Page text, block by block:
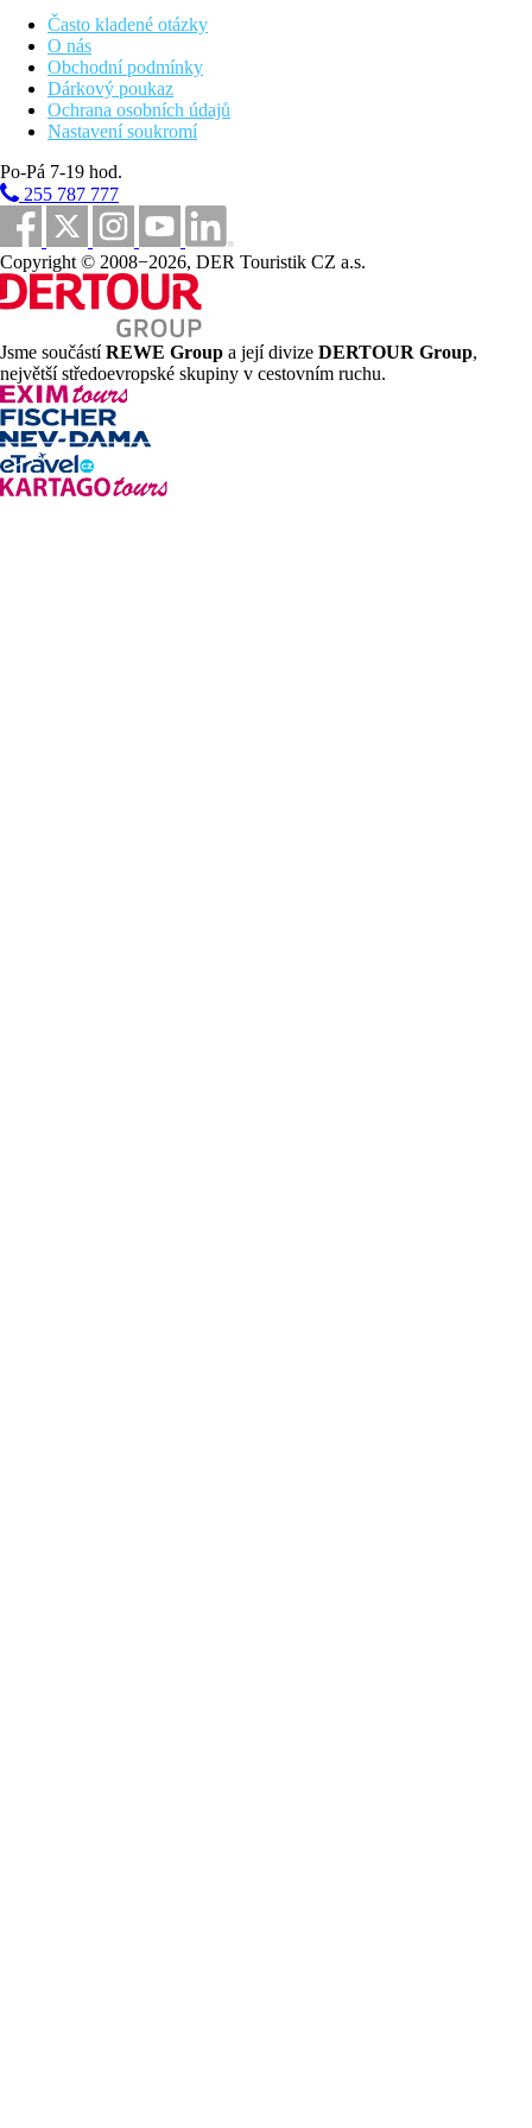
Polopenze
Snídaně a večeře formou bufetu.
Pláž
Písečná pláž cca 400 metrů, přes silnici. Lehátka a slunečníky za
Sportovní nabídka
Za poplatek:vodní sporty na pláži.
Děti
dětský bazén, dětská postýlka zdarma (na vyžádání).
Karty
VISA, EC/MC.
Web
http://www.hotellarisa.com/
Wellness
Hotel tuto službu nenabízí.
Internet
Často kladené otázky
O nás
Obchodní podmínky
Dárkový poukaz
Ochrana osobních údajů
Nastavení soukromí
Po-Pá 7-19 hod.
255 787 777
Copyright © 2008−2026, DER Touristik CZ a.s.
Jsme součástíREWE Group a její divize DERTOUR Group,
největší středoevropské skupiny v cestovním ruchu.